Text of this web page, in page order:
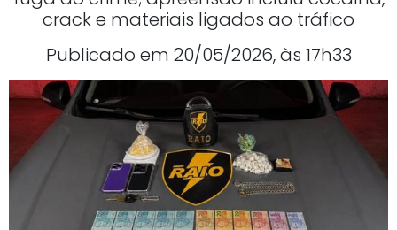
crack e materiais ligados ao tráfico
Publicado em 20/05/2026, às 17h33